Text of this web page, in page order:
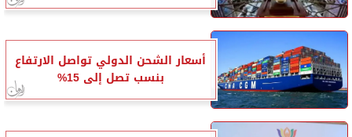
أسعار الشحن الدولي تواصل الارتفاع
بنسب تصل إلى 15%